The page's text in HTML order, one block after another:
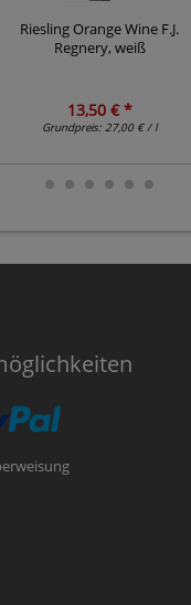
Riesling Orange Wine F.J.
Regnery, weiß
13,50 € *
Grundpreis: 27,00 € / l